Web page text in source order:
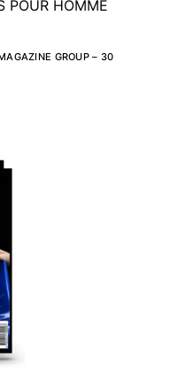
POUR HOMME
GROUP – 30